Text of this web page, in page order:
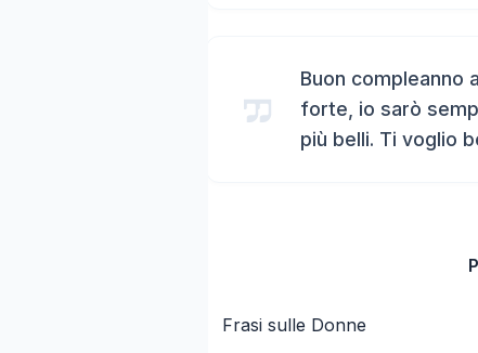
Buon compleanno
forte, io sarò
più belli. Ti voglio
Frasi sulle Donne